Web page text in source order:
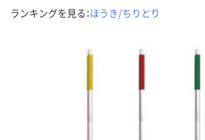
ランキングを見る：ほうき/ちりとり